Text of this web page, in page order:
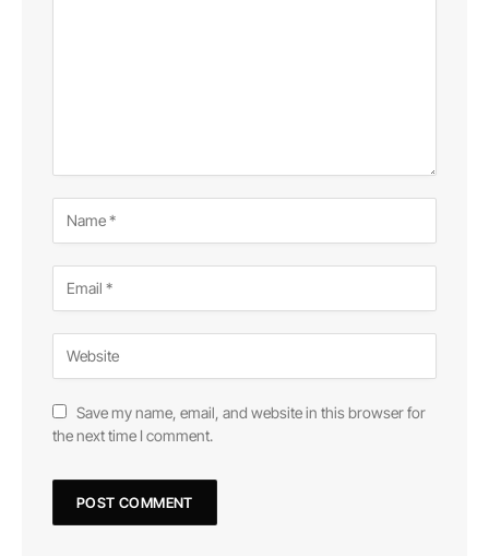
Save my name, email, and website in this browser for
the next time I comment.